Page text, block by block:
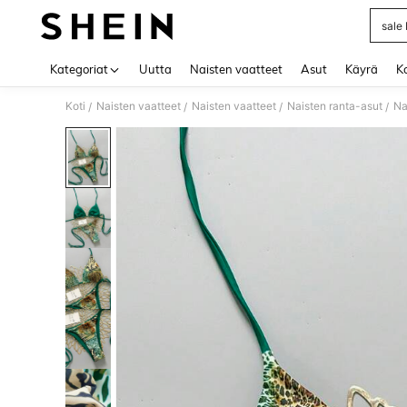
sale
Kategoriat Uutta Naisten vaatteet Asut Käyrä
Koti / Naisten vaatteet / Naisten vaatteet / Naisten ranta-asut /